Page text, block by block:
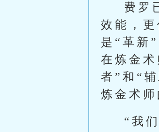
费罗
效能，
是“革新
在炼金
者”和“
炼金术
“我